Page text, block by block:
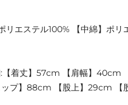
リエステル100% 【中綿】ポ
:【着丈】57cm 【肩幅】40cm
プ】88cm 【股上】29cm 【